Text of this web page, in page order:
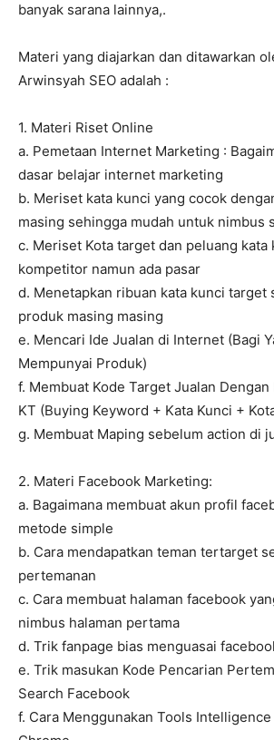
banyak sarana lainnya,.
Materi yang diajarkan dan ditawarkan
Arwinsyah SEO adalah :
1. Materi Riset Online
a. Pemetaan Internet Marketing :
dasar belajar internet marketing
b. Meriset kata kunci yang cocok
masing sehingga mudah untuk nimbus
c. Meriset Kota target dan peluang kata
kompetitor namun ada pasar
d. Menetapkan ribuan kata kunci target
produk masing masing
e. Mencari Ide Jualan di Internet (Bagi
Mempunyai Produk)
f. Membuat Kode Target Jualan Dengan
KT (Buying Keyword + Kata Kunci +
g. Membuat Maping sebelum action di
2. Materi Facebook Marketing:
a. Bagaimana membuat akun profil
metode simple
b. Cara mendapatkan teman tertarget
pertemanan
c. Cara membuat halaman facebook
nimbus halaman pertama
d. Trik fanpage bias menguasai
e. Trik masukan Kode Pencarian
Search Facebook
f. Cara Menggunakan Tools